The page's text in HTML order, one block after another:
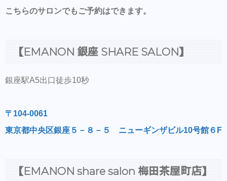
こちらのサロンでもご予約はできます。
【EMANON 銀座 SHARE SALON】
銀座駅A5出口徒歩10秒
〒104-0061
東京都中央区銀座５－８－５ ニューギンザビル10号館６F
【EMANON share salon 梅田茶屋町店】